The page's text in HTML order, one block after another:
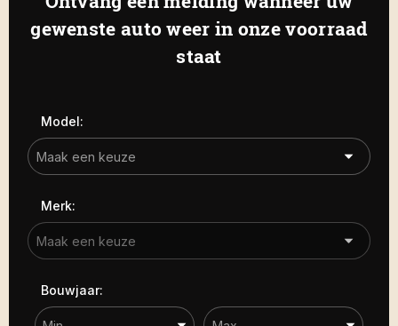
Haamstede
De Roterij 22 4328 BA Burgh-
Haamstede
Carrosserie
-
-
Bouwjaar
gewenste auto weer in onze voorraad
staat
Model:
Merk:
Bouwjaar: